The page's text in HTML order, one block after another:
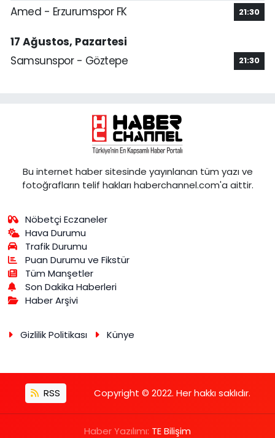
Amed - Erzurumspor FK 21:30
17 Ağustos, Pazartesi
Samsunspor - Göztepe
21:30
Bu internet haber sitesinde yayınlanan tüm yazı ve
fotoğrafların telif hakları haberchannel.com'a aittir.
Nöbetçi Eczaneler
Hava Durumu
Trafik Durumu
Puan Durumu ve Fikstür
Tüm Manşetler
Son Dakika Haberleri
Haber Arşivi
Gizlilik Politikası Künye
RSS Copyright © 2022. Her hakkı saklıdır.
Haber Yazılımı: TE Bilişim